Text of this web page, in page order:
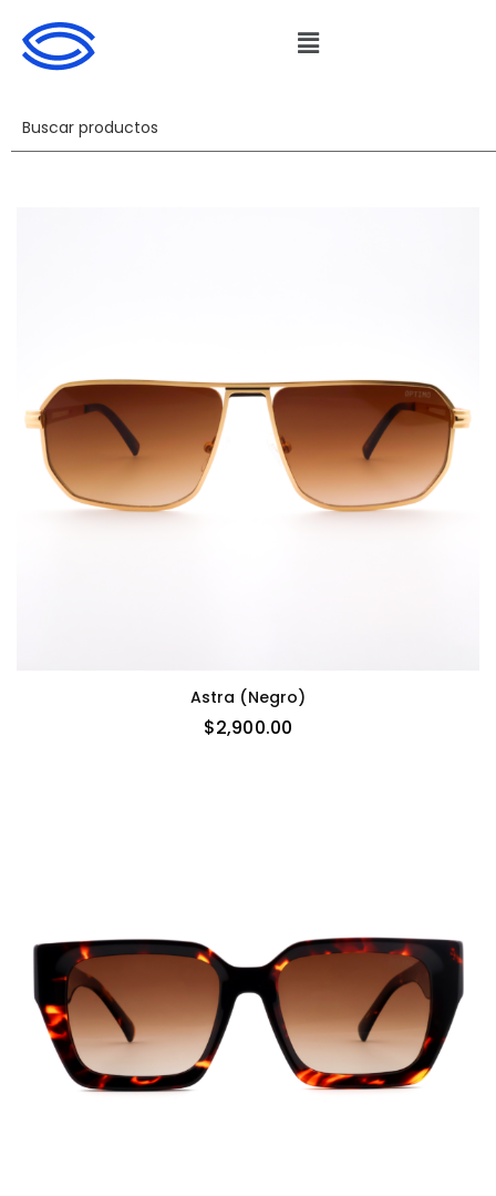
Astra (negro)
$2,900.00